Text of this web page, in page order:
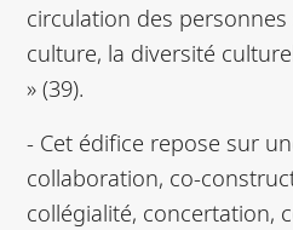
circulation des personnes
culture, la diversité
» (39).
- Cet édifice repose sur
collaboration, co-
collégialité, concertation,